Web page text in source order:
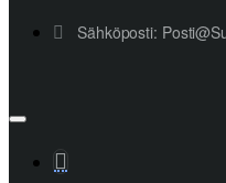
Sähköposti: